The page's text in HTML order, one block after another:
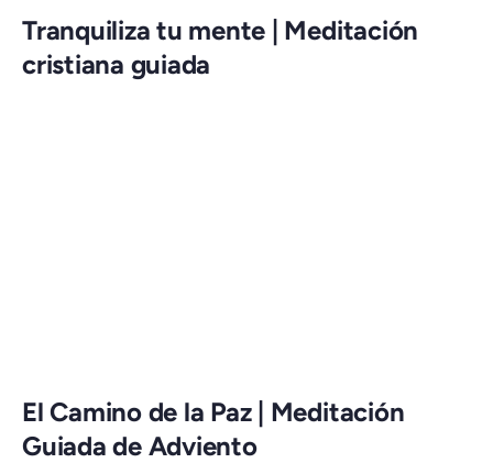
Tranquiliza tu mente | Meditación
cristiana guiada
El Camino de la Paz | Meditación
Guiada de Adviento